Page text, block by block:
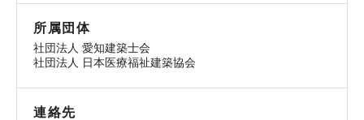
所属団体
社団法人 愛知建築士会
社団法人 日本医療福祉建築協会
連絡先